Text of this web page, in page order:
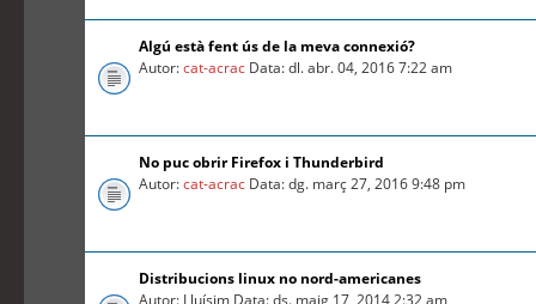
Algú està fent ús de la meva connexió?
Autor:cat-acrac Data: dl. abr. 04, 2016 7:22 am
No puc obrir Firefox i Thunderbird
Autor:cat-acrac Data: dg. març 27, 2016 9:48 pm
Distribucions linux no nord-americanes
Autor: Lluísjm Data: ds. maig 17, 2014 2:32 am